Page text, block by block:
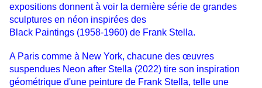
expositions donnent à voir la dernière série de grandes
sculptures en néon inspirées des
Black Paintings (1958-1960) de Frank Stella.
A Paris comme à New York, chacune des œuvres
suspendues Neon after Stella (2022) tire son inspiration
géométrique d'une peinture de Frank Stella, telle une